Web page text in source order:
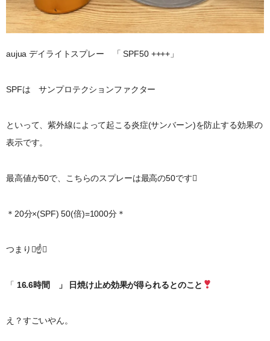
aujua デイライトスプレー 「 SPF50 ++++」
SPFは サンプロテクションファクター
といって、紫外線によって起こる炎症(サンバーン)を防止する効果の
表示です。
最高値が50で、こちらのスプレーは最高の50です
＊20分×(SPF) 50(倍)=1000分＊
つまり☝️
「 16.6時間 」 日焼け止め効果が得られるとのこと
え？すごいやん。